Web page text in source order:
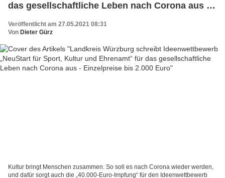
das gesellschaftliche Leben nach Corona aus -
Veröffentlicht am 27.05.2021 08:31
Von Dieter Gürz
Kultur bringt Menschen zusammen. So soll es nach Corona wieder werden,
und dafür sorgt auch die „40.000-Euro-Impfung“ für den Ideenwettbewerb